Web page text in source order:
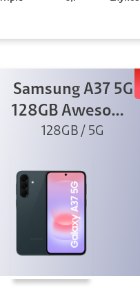
Samsung A37 5G
128GB Awesome
Graygreen
128GB / 5G